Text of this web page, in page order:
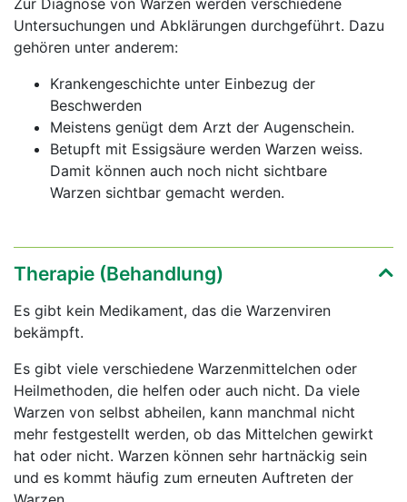
Zur Diagnose von Warzen werden verschiedene
Untersuchungen und Abklärungen durchgeführt. Dazu
gehören unter anderem:
Krankengeschichte unter Einbezug der
Beschwerden
Meistens genügt dem Arzt der Augenschein.
Betupft mit Essigsäure werden Warzen weiss.
Damit können auch noch nicht sichtbare
Warzen sichtbar gemacht werden.
Therapie (Behandlung)
Es gibt kein Medikament, das die Warzenviren
bekämpft.
Es gibt viele verschiedene Warzenmittelchen oder
Heilmethoden, die helfen oder auch nicht. Da viele
Warzen von selbst abheilen, kann manchmal nicht
mehr festgestellt werden, ob das Mittelchen gewirkt
hat oder nicht. Warzen können sehr hartnäckig sein
und es kommt häufig zum erneuten Auftreten der